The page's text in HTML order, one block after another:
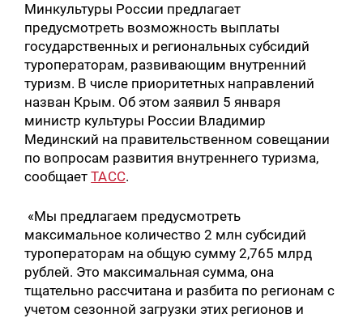
Минкультуры России предлагает
предусмотреть возможность выплаты
государственных и региональных субсидий
туроператорам, развивающим внутренний
туризм. В числе приоритетных направлений
назван Крым. Об этом заявил 5 января
министр культуры России Владимир
Мединский на правительственном совещании
по вопросам развития внутреннего туризма,
сообщаетТАСС.
«Мы предлагаем предусмотреть
максимальное количество 2 млн субсидий
туроператорам на общую сумму 2,765 млрд
рублей. Это максимальная сумма, она
тщательно рассчитана и разбита по регионам с
учетом сезонной загрузки этих регионов и